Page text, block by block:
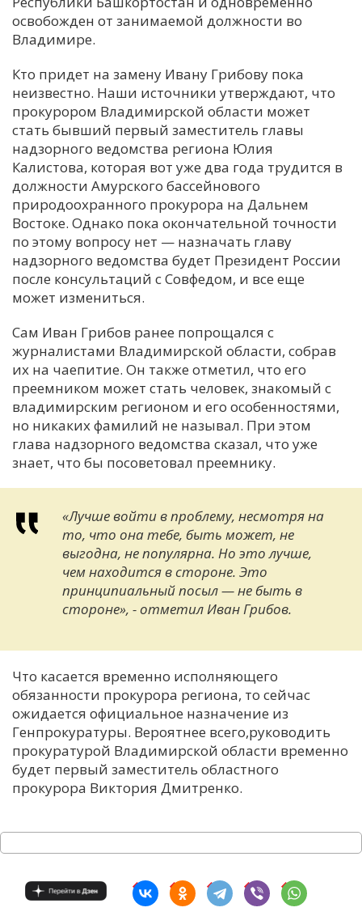
освобожден от занимаемой должности во
Владимире.
Кто придет на замену Ивану Грибову пока
неизвестно. Наши источники утверждают, что
прокурором Владимирской области может
стать бывший первый заместитель главы
надзорного ведомства региона Юлия
Калистова, которая вот уже два года трудится в
должности Амурского бассейнового
природоохранного прокурора на Дальнем
Востоке. Однако пока окончательной точности
по этому вопросу нет — назначать главу
надзорного ведомства будет Президент России
после консультаций с Совфедом, и все еще
может измениться.
Сам Иван Грибов ранее попрощался с
журналистами Владимирской области, собрав
их на чаепитие. Он также отметил, что его
преемником может стать человек, знакомый с
владимирским регионом и его особенностями,
но никаких фамилий не называл. При этом
глава надзорного ведомства сказал, что уже
знает, что бы посоветовал преемнику.
«Лучше войти в проблему, несмотря на
то, что она тебе, быть может, не
выгодна, не популярна. Но это лучше,
чем находится в стороне. Это
принципиальный посыл — не быть в
стороне», - отметил Иван Грибов.
Что касается временно исполняющего
обязанности прокурора региона, то сейчас
ожидается официальное назначение из
Генпрокуратуры. Вероятнее всего,руководить
прокуратурой Владимирской области временно
будет первый заместитель областного
прокурора Виктория Дмитренко.